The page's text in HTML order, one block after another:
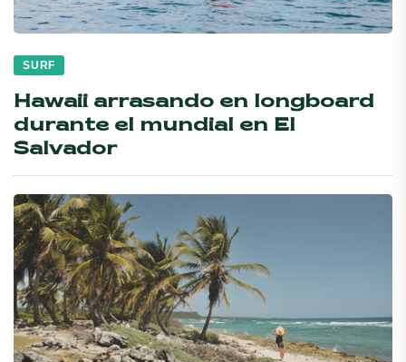
SURF
Hawaii arrasando en longboard
durante el mundial en El
Salvador